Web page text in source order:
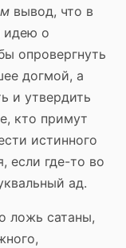
вывод, что в
идею о
опровергнуть
догмой, а
и утвердить
кто примут
истинного
если где-то во
ад.
ложь сатаны,